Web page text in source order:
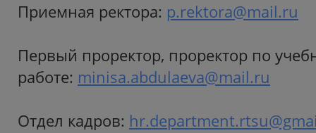
Приемная ректора: p.rektora@mail.ru
Первый проректор, проректор по
работе: minisa.abdulaeva@mail.ru
Отдел кадров: